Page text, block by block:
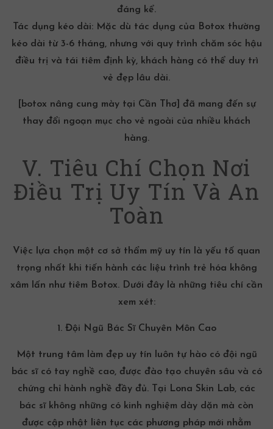
đáng kể.
Tác dụng kéo dài: Mặc dù tác dụng của Botox thường
kéo dài từ 3-6 tháng, nhưng với quy trình chăm sóc hậu
điều trị và tái tiêm định kỳ, khách hàng có thể duy trì
vẻ đẹp lâu dài.
[botox nâng cung mày tại Cần Thơ] đã mang đến sự
thay đổi ngoạn mục cho vẻ ngoài của nhiều khách
hàng.
V. Tiêu Chí Chọn Nơi
Điều Trị Uy Tín Và An
Toàn
Việc lựa chọn một cơ sở thẩm mỹ uy tín là yếu tố quan
trọng nhất khi tiến hành các liệu trình trẻ hóa không
xâm lấn như tiêm Botox. Dưới đây là những tiêu chí cần
xem xét:
1. Đội Ngũ Bác Sĩ Chuyên Môn Cao
Một trung tâm làm đẹp uy tín luôn tự hào có đội ngũ
bác sĩ có tay nghề cao, được đào tạo chuyên sâu và có
chứng chỉ hành nghề đầy đủ. Tại Lona Skin Lab, các
bác sĩ không những có kinh nghiệm dày dặn mà còn
được cập nhật liên tục các phương pháp mới nhằm